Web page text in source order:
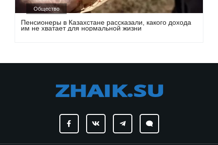
Общество
Пенсионеры в Казахстане рассказали, какого дохода
им не хватает для нормальной жизни